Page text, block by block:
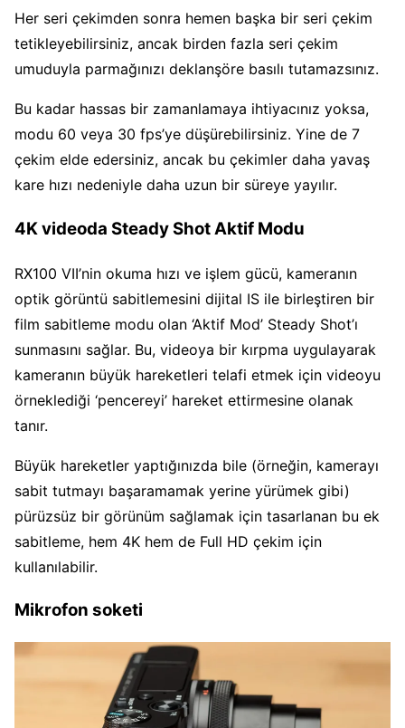
Her seri çekimden sonra hemen başka bir seri çekim
tetikleyebilirsiniz, ancak birden fazla seri çekim
umuduyla parmağınızı deklanşöre basılı tutamazsınız.
Bu kadar hassas bir zamanlamaya ihtiyacınız yoksa,
modu 60 veya 30 fps’ye düşürebilirsiniz. Yine de 7
çekim elde edersiniz, ancak bu çekimler daha yavaş
kare hızı nedeniyle daha uzun bir süreye yayılır.
4K videoda Steady Shot Aktif Modu
RX100 VII’nin okuma hızı ve işlem gücü, kameranın
optik görüntü sabitlemesini dijital IS ile birleştiren bir
film sabitleme modu olan ‘Aktif Mod’ Steady Shot’ı
sunmasını sağlar. Bu, videoya bir kırpma uygulayarak
kameranın büyük hareketleri telafi etmek için videoyu
örneklediği ‘pencereyi’ hareket ettirmesine olanak
tanır.
Büyük hareketler yaptığınızda bile (örneğin, kamerayı
sabit tutmayı başaramamak yerine yürümek gibi)
pürüzsüz bir görünüm sağlamak için tasarlanan bu ek
sabitleme, hem 4K hem de Full HD çekim için
kullanılabilir.
Mikrofon soketi